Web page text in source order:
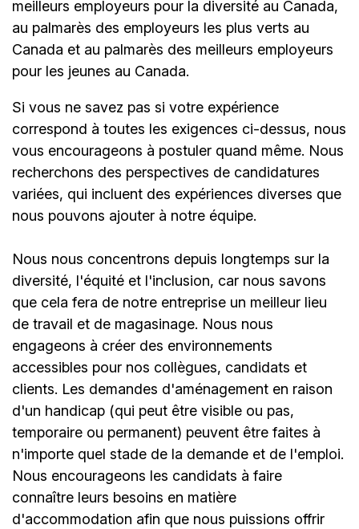
meilleurs employeurs pour la diversité au Canada,
au palmarès des employeurs les plus verts au
Canada et au palmarès des meilleurs employeurs
pour les jeunes au Canada.
Si vous ne savez pas si votre expérience
correspond à toutes les exigences ci-dessus, nous
vous encourageons à postuler quand même. Nous
recherchons des perspectives de candidatures
variées, qui incluent des expériences diverses que
nous pouvons ajouter à notre équipe.
Nous nous concentrons depuis longtemps sur la
diversité, l'équité et l'inclusion, car nous savons
que cela fera de notre entreprise un meilleur lieu
de travail et de magasinage. Nous nous
engageons à créer des environnements
accessibles pour nos collègues, candidats et
clients. Les demandes d'aménagement en raison
d'un handicap (qui peut être visible ou pas,
temporaire ou permanent) peuvent être faites à
n'importe quel stade de la demande et de l'emploi.
Nous encourageons les candidats à faire
connaître leurs besoins en matière
d'accommodation afin que nous puissions offrir